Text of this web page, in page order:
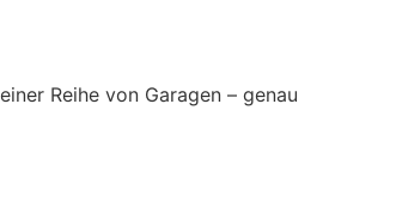
Reihe von Garagen – genau